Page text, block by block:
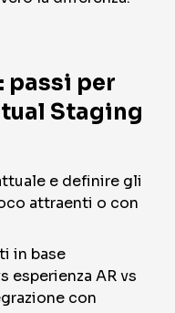
passi per
Staging
e definire gli
attraenti o con
in base
esperienza AR vs
con